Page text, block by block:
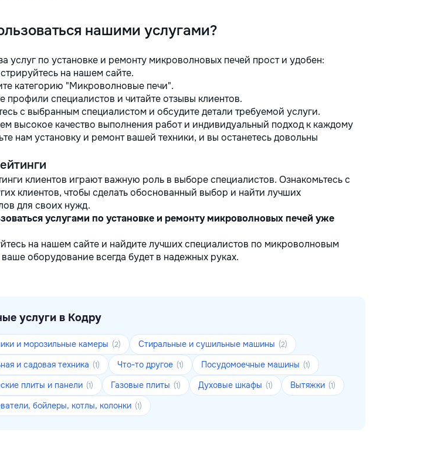
нашими услугами?
услуг по установке и ремонту микроволновых печей прост и удобен:
на нашем сайте.
категорию "Микроволновые печи".
профили специалистов и читайте отзывы клиентов.
с выбранным специалистом и обсудите детали требуемой услуги.
высокое качество выполнения работ и индивидуальный подход к каждому
нам установку и ремонт вашей техники, и вы останетесь довольны
клиентов играют важную роль в выборе специалистов. Ознакомьтесь с
клиентов, чтобы сделать обоснованный выбор и найти лучших
для своих нужд.
услугами по установке и ремонту микроволновых печей уже
на нашем сайте и найдите лучших специалистов по микроволновым
оборудование всегда будет в надежных руках.
услуги в Кодру
и морозильные камеры (2) Стиральные и сушильные машины (2)
и садовая техника (1) Что-то другое (1) Посудомоечные машины (1)
плиты и панели (1) Газовые плиты (1) Духовые шкафы (1) Вытяжки (1)
бойлеры, котлы, колонки (1)